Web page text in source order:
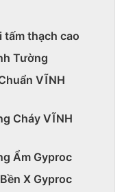
tấm thạch cao
Tường
VĨNH
Cháy VĨNH
Ẩm Gyproc
X Gyproc